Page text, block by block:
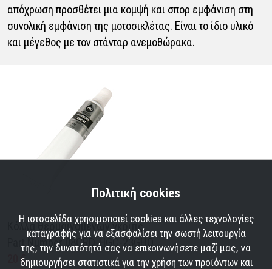
απόχρωση προσθέτει μια κομψή και σπορ εμφάνιση στη
συνολική εμφάνιση της μοτοσικλέτας. Είναι το ίδιο υλικό
και μέγεθος με τον στάνταρ ανεμοθώρακα.
Κόλλα θερμαινόμενων γκριπς
Part Number 08CRD-HGC-23GHO
20 €
Πολιτική cookies
Η ιστοσελίδα χρησιμοποιεί cookies και άλλες τεχνολογίες
καταγραφής για να εξασφαλίσει την σωστή λειτουργία
της, την δυνατότητά σας να επικοινωνήσετε μαζί μας, να
δημιουργήσει στατιστικά για την χρήση των προϊόντων και